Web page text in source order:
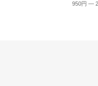
950円 —